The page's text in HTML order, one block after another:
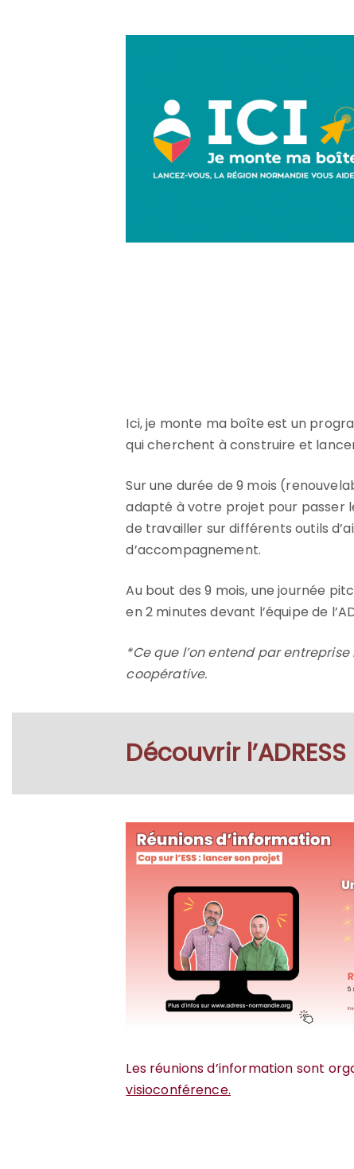
Ici, je monte ma boîte est un
qui cherchent à construire et
Sur une durée de 9 mois
adapté à votre projet pour passer
de travailler sur différents outils
d’accompagnement.
Au bout des 9 mois, une journée
en 2 minutes devant l’équipe de
*Ce que l’on entend par
coopérative.
Découvrir l’ADRESS
Les réunions d’information sont
visioconférence.